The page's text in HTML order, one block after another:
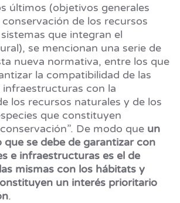
últimos (objetivos generales
de los recursos
que integran el
se mencionan una serie de
nueva normativa, entre los que
la compatibilidad de las
infraestructuras con la
los recursos naturales y de los
que constituyen
De modo que un
que se debe de garantizar con
e infraestructuras es el de
mismas con los hábitats y
un interés prioritario
.